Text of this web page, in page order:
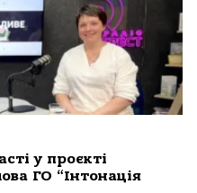
у проєкті
ГО “Інтонація